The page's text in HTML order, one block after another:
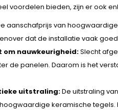
voordelen bieden, zijn er ook
aanschafprijs van
dat de installatie vaak
nauwkeurigheid:Slecht
de panelen. Daarom is het
uitstraling:De uitstraling
keramische